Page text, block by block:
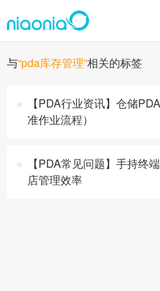
与“pda库存管理”相关的标签
【PDA行业资讯】仓储
准作业流程）
【PDA常见问题】手持终
店管理效率